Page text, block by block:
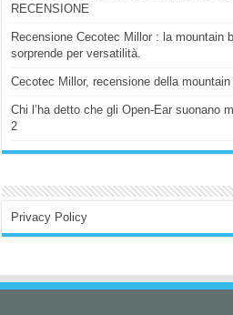
RECENSIONE
Recensione Cecotec Millor : la mountain
sorprende per versatilità.
Cecotec Millor, recensione della
Chi l’ha detto che gli Open-Ear suonano
2
Privacy Policy